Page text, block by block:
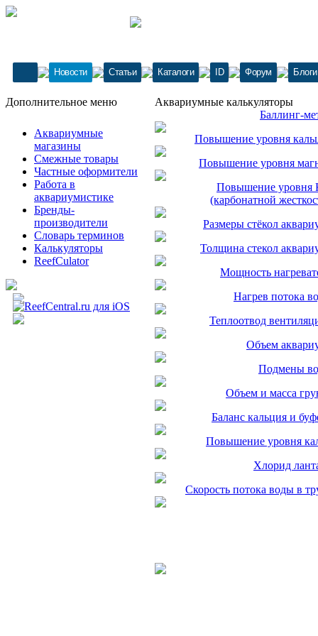
Новости Статьи Каталоги ID Форум Блоги
Дополнительное меню
Аквариумные
магазины
Смежные товары
Частные оформители
Работа в
аквариумистике
Бренды-
производители
Словарь терминов
Калькуляторы
ReefCulator
Аквариумные калькуляторы
Баллинг-
Повышение уровня
Повышение уровня
Повышение уровня
(карбонатной
Размеры стёкол
Толщина стекол
Мощность
Нагрев потока
Теплоотвод
Объем
Подмены
Объем и масса
Баланс кальция и
Повышение уровня
Хлорид
Скорость потока воды в